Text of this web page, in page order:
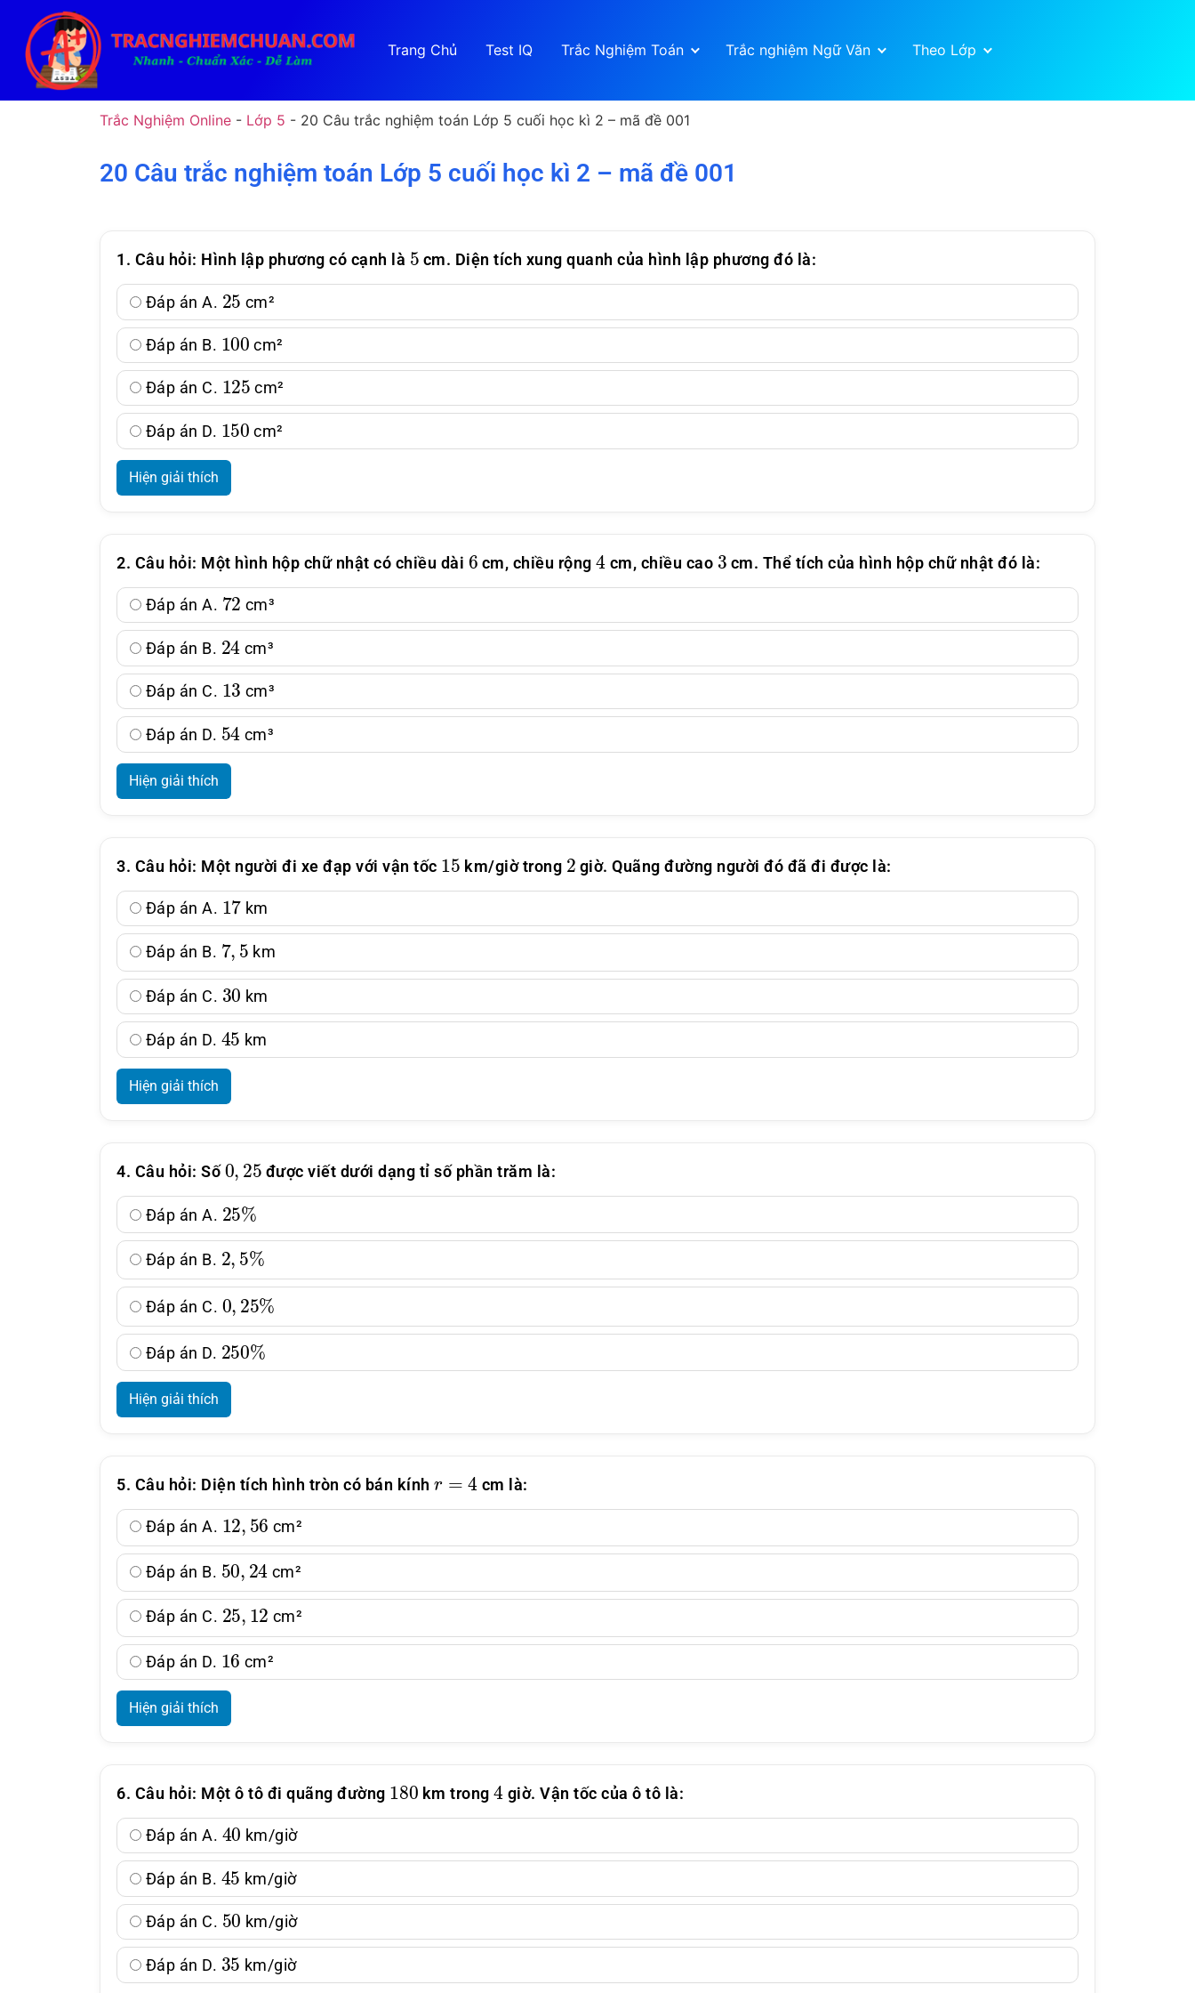
Trang Chủ Test IQ Trắc Nghiệm Toán Trắc nghiệm Ngữ Văn Theo Lớp
Trắc Nghiệm Online - Lớp 5 - 20 Câu trắc nghiệm toán Lớp 5 cuối học kì 2 – mã đề 001
20 Câu trắc nghiệm toán Lớp 5 cuối học kì 2 – mã đề 001
1. Câu hỏi: Hình lập phương có cạnh là
5
cm. Diện tích xung quanh của hình lập phương đó là:
Đáp án A.
25
cm²
Đáp án B.
100
cm²
Đáp án C.
125
cm²
Đáp án D.
150
cm²
Hiện giải thích
2. Câu hỏi: Một hình hộp chữ nhật có chiều dài
6
cm, chiều rộng
4
cm, chiều cao
3
cm. Thể tích của hình hộp chữ nhật đó là:
Đáp án A.
72
cm³
Đáp án B.
24
cm³
Đáp án C.
13
cm³
Đáp án D.
54
cm³
Hiện giải thích
3. Câu hỏi: Một người đi xe đạp với vận tốc
15
km/giờ trong
2
giờ. Quãng đường người đó đã đi được là:
Đáp án A.
17
km
Đáp án B.
7,5
km
Đáp án C.
30
km
Đáp án D.
45
km
Hiện giải thích
4. Câu hỏi: Số
0 25
được viết dưới dạng tỉ số phần trăm là:
Đáp án A.
25%
Đáp án B.
2,5%
Đáp án C.
0,25%
Đáp án D.
250%
Hiện giải thích
5. Câu hỏi: Diện tích hình tròn có bán kính cm là:
Đáp án A.
12,56
cm²
Đáp án B.
50,24
cm²
Đáp án C.
25,12
cm²
Đáp án D.
16
cm²
Hiện giải thích
6. Câu hỏi: Một ô tô đi quãng đường
180
km trong
4
giờ. Vận tốc của ô tô là:
Đáp án A.
40
km/giờ
Đáp án B.
45
km/giờ
Đáp án C.
50
km/giờ
Đáp án D.
35
km/giờ